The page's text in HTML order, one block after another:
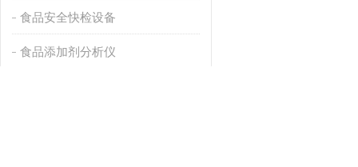
食品安全快检设备
食品添加剂分析仪